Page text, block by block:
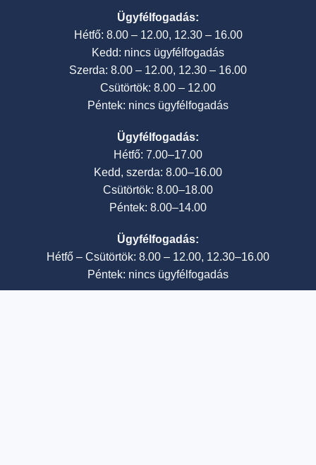
Ügyfélfogadás:
Hétfő: 8.00 – 12.00, 12.30 – 16.00
Kedd: nincs ügyfélfogadás
Szerda: 8.00 – 12.00, 12.30 – 16.00
Csütörtök: 8.00 – 12.00
Péntek: nincs ügyfélfogadás
Ügyfélfogadás:
Hétfő: 7.00–17.00
Kedd, szerda: 8.00–16.00
Csütörtök: 8.00–18.00
Péntek: 8.00–14.00
Ügyfélfogadás:
Hétfő – Csütörtök: 8.00 – 12.00, 12.30–16.00
Péntek: nincs ügyfélfogadás